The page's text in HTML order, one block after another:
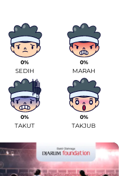
0%
SEDIH
0%
MARAH
0%
TAKUT
0%
TAKJUB